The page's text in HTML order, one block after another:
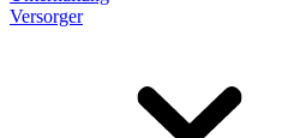
Versorger